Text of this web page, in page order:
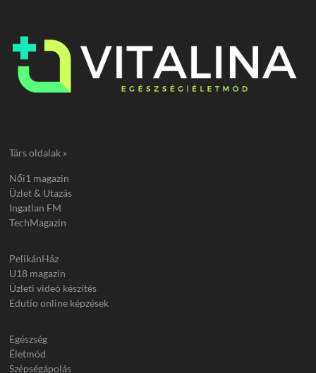
Társ oldalak »
Női1 magazin
Üzlet & Utazás
Ingatlan FM
TechMagazin
PelikánHáz
U18 magazin
Üzleti videó készítés
Edutio online képzések
Egészség
Életmód
Szépségápolás